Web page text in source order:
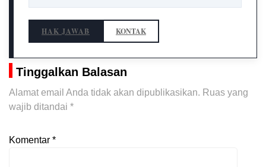
HAK JAWAB KONTAK
Tinggalkan Balasan
Alamat email Anda tidak akan dipublikasikan. Ruas yang
wajib ditandai *
Komentar *